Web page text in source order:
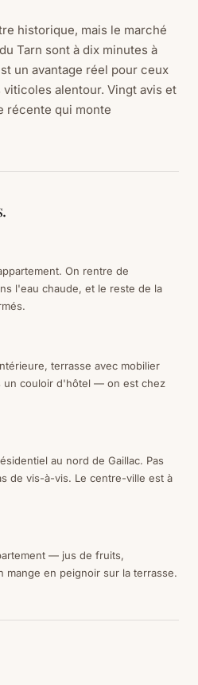
historique, mais le marché
Tarn sont à dix minutes à
un avantage réel pour ceux
alentour. Vingt avis et
récente qui monte
On rentre de
l'eau chaude, et le reste de la
terrasse avec mobilier
un couloir d'hôtel — on est chez
au nord de Gaillac. Pas
de vis-à-vis. Le centre-ville est à
— jus de fruits,
mange en peignoir sur la terrasse.